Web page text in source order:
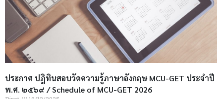
ประกาศ ปฎิทินสอบวัดความรู้ภาษาอังกฤษ MCU-GET ประจำปี
พ.ศ. ๒๕๖๙ / Schedule of MCU-GET 2026